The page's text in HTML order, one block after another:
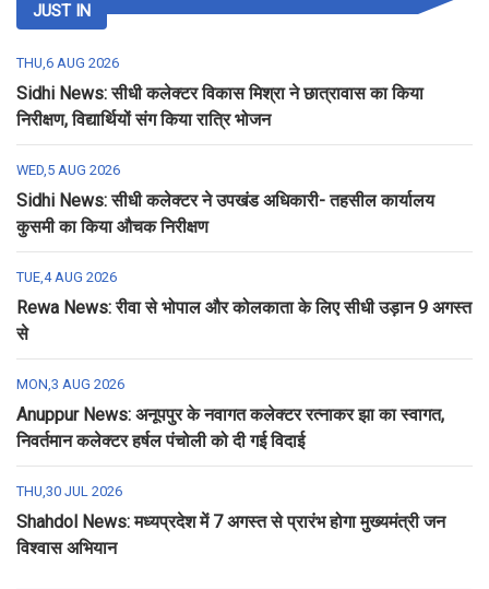
JUST IN
THU,6 AUG 2026
Sidhi News: सीधी कलेक्टर विकास मिश्रा ने छात्रावास का किया
निरीक्षण, विद्यार्थियों संग किया रात्रि भोजन
WED,5 AUG 2026
Sidhi News: सीधी कलेक्टर ने उपखंड अधिकारी- तहसील कार्यालय
कुसमी का किया औचक निरीक्षण
TUE,4 AUG 2026
Rewa News: रीवा से भोपाल और कोलकाता के लिए सीधी उड़ान 9 अगस्त
से
MON,3 AUG 2026
Anuppur News: अनूपपुर के नवागत कलेक्टर रत्नाकर झा का स्वागत,
निवर्तमान कलेक्टर हर्षल पंचोली को दी गई विदाई
THU,30 JUL 2026
Shahdol News: मध्यप्रदेश में 7 अगस्त से प्रारंभ होगा मुख्यमंत्री जन
विश्वास अभियान